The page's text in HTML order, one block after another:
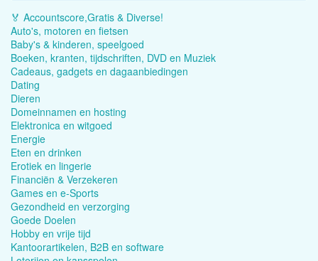
🏅 Accountscore,Gratis & Diverse!
Auto's, motoren en fietsen
Baby's & kinderen, speelgoed
Boeken, kranten, tijdschriften, DVD en Muziek
Cadeaus, gadgets en dagaanbiedingen
Dating
Dieren
Domeinnamen en hosting
Elektronica en witgoed
Energie
Eten en drinken
Erotiek en lingerie
Financiën & Verzekeren
Games en e-Sports
Gezondheid en verzorging
Goede Doelen
Hobby en vrije tijd
Kantoorartikelen, B2B en software